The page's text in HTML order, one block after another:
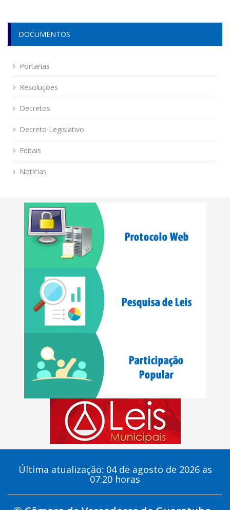
DOCUMENTOS
Portarias
Resoluções
Decretos
Decreto Legislativo
Editais
Notícias
Última atualização: 04 de agosto de 2026 as
07:20 horas